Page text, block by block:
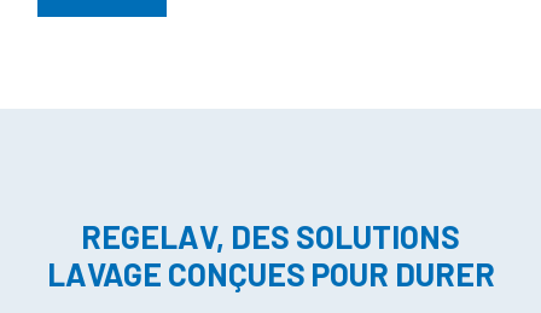
REGELAV, DES SOLUTIONS
LAVAGE CONÇUES POUR DURER